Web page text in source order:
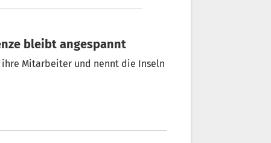
bleibt angespannt
ihre Mitarbeiter und nennt die Inseln